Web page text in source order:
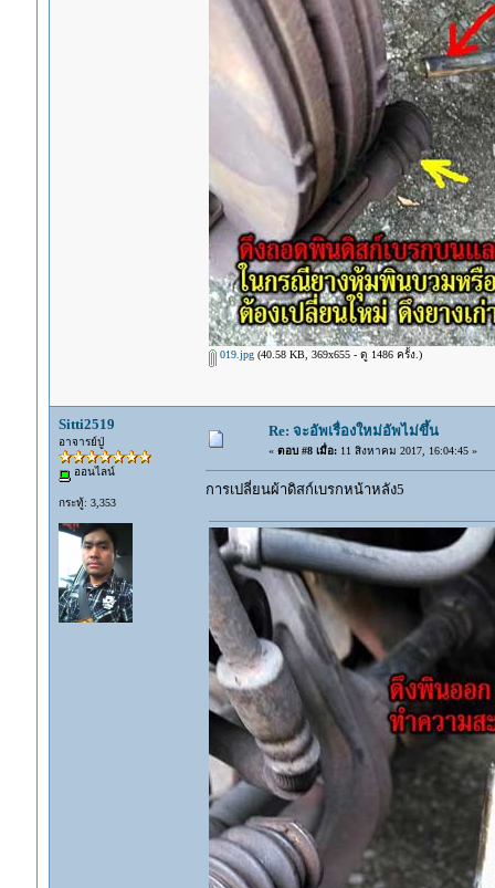
019.jpg(40.58 KB, 369x655 - ดู 1486 ครั้ง.)
Sitti2519
อาจารย์ปู่
ออนไลน์
กระทู้: 3,353
Re: จะอัพเรื่องใหม่อัพไม่ขึ้น
« ตอบ #8 เมื่อ:11 สิงหาคม 2017, 16:04:45 »
การเปลี่ยนผ้าดิสก์เบรกหน้าหลัง5